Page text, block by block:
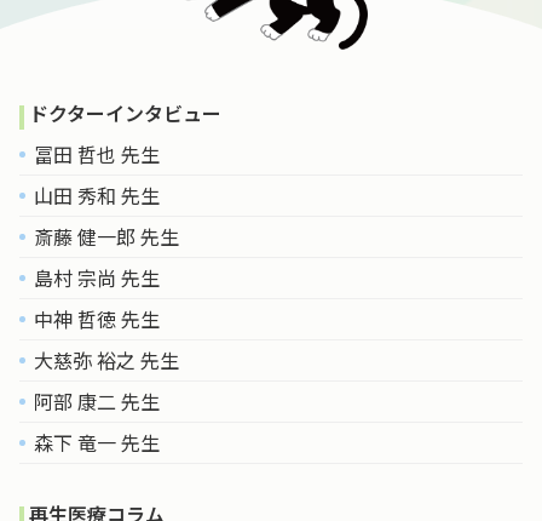
ドクターインタビュー
冨田 哲也 先生
山田 秀和 先生
斎藤 健一郎 先生
島村 宗尚 先生
中神 哲徳 先生
大慈弥 裕之 先生
阿部 康二 先生
森下 竜一 先生
再生医療コラム